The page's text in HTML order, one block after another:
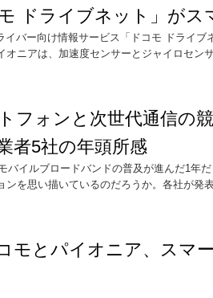
モ ドライブネット」が
イバー向け情報サービス「ドコモ ドライ
オニアは、加速度センサーとジャイロセン
フォンと次世代通信
者5社の年頭所感
バイルブロードバンドの普及が進んだ1年
ンを思い描いているのだろうか。各社が発
モとパイオニア、スマ